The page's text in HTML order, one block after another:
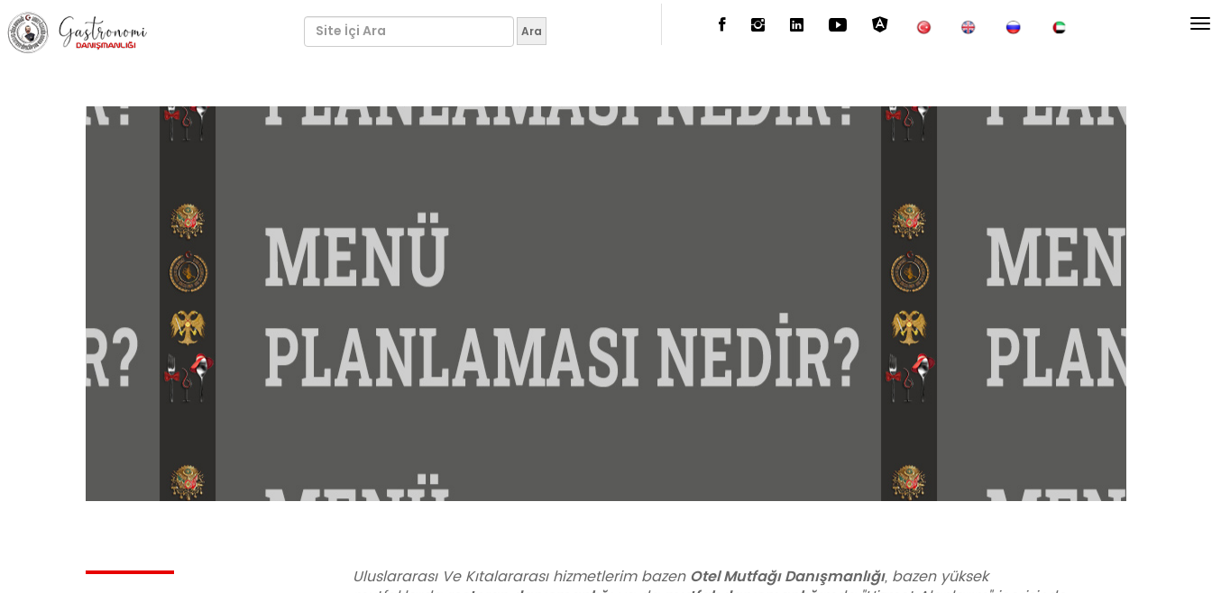
Uluslararası Ve Kıtalararası hizmetlerim bazen Otel Mutfağı Danışmanlığı, bazen yüksek